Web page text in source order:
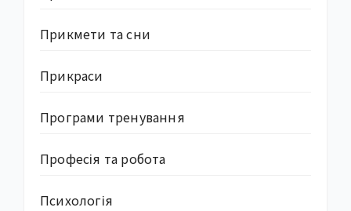
Прикмети та сни
Прикраси
Програми тренування
Професія та робота
Психологія